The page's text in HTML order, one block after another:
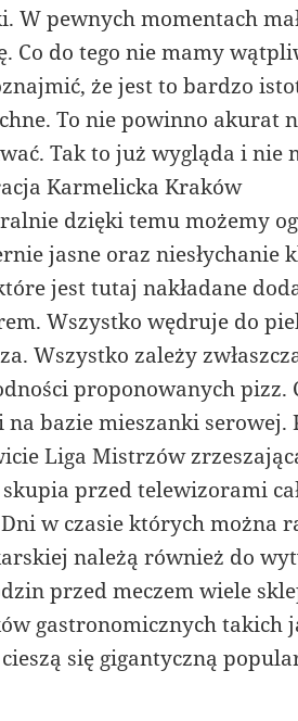
W pewnych momentach
Co do tego nie mamy
że jest to bardzo
To nie powinno akurat
Tak to już wygląda i nie
Karmelicka Kraków
dzięki temu możemy
jasne oraz niesłychanie
jest tutaj nakładane
Wszystko wędruje do
Wszystko zależy
proponowanych pizz.
na bazie mieszanki serowej.
Liga Mistrzów
przed telewizorami
w czasie których można
należą również do
przed meczem wiele
gastronomicznych takich
cieszą się gigantyczną